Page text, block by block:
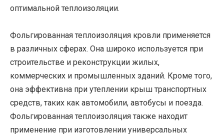
оптимальной теплоизоляции.
Фольгированная теплоизоляция кровли применяется
в различных сферах. Она широко используется при
строительстве и реконструкции жилых,
коммерческих и промышленных зданий. Кроме того,
она эффективна при утеплении крыш транспортных
средств, таких как автомобили, автобусы и поезда.
Фольгированная теплоизоляция также находит
применение при изготовлении универсальных